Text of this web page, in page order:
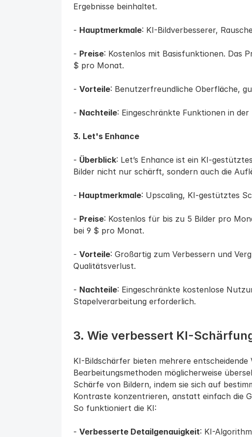
Ergebnisse beinhaltet.
- Hauptmerkmale: KI-Bildverbesserer,
- Preise: Kostenlos mit Basisfunktionen. Das
$ pro Monat.
- Vorteile: Benutzerfreundliche Oberfläche,
- Nachteile: Eingeschränkte Funktionen in der
3. Let's Enhance
- Überblick: Let’s Enhance ist ein KI-
Bilder nicht nur schärft, sondern auch die
- Hauptmerkmale: Upscaling, KI-gestütztes
- Preise: Kostenlos für bis zu 5 Bilder pro
bei 9 $ pro Monat.
- Vorteile: Großartig zum Verbessern und
Qualitätsverlust.
- Nachteile: Eingeschränkte kostenlose
Stapelverarbeitung erforderlich.
3. Wie verbessert KI-
KI-Bildschärfer bieten mehrere entscheidende
Bearbeitungsmethoden möglicherweise
Schärfe von Bildern, indem sie sich auf
Kontraste konzentrieren, anstatt einfach die
So funktioniert die KI:
- Verbesserte Detailgenauigkeit: KI-